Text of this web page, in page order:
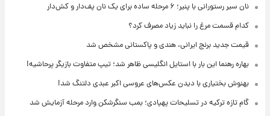
نان سیر رستورانی با پنیر؛ ۶ مرحله ساده برای یک نان پف‌دار و کش‌دار
کدام قسمت مرغ را نباید زیاد مصرف کرد؟
قیمت جدید برنج ایرانی، هندی و پاکستانی مشخص شد
بهاره رهنما این بار با استایل انگلیسی ظاهر شد؛ تیپ متفاوت بازیگر پرحاشیه!
بهنوش بختیاری با دیدن عکس‌های عروسی اکبر عبدی دلتنگ شد!
گام تازه ترکیه در تسلیحات پهپادی؛ بمب سنگرشکن وارد مرحله آزمایش شد